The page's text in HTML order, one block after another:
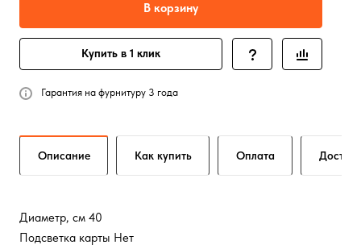
В корзину
Купить в 1 клик
Гарантия на фурнитуру 3 года
Описание Как купить Оплата
Диаметр, см 40
Подсветка карты Нет